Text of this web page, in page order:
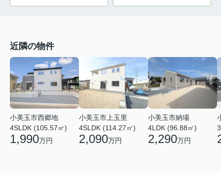
近隣の物件
小美玉市西郷地
4SLDK (105.57㎡)
1,990万円
小美玉市上玉里
4SLDK (114.27㎡)
2,090万円
小美玉市納場
4LDK (96.88㎡)
2,290万円